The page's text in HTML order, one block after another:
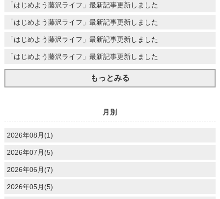
「はじめよう藤沢ライフ」最新記事更新しました
「はじめよう藤沢ライフ」最新記事更新しました
「はじめよう藤沢ライフ」最新記事更新しました
「はじめよう藤沢ライフ」最新記事更新しました
もっとみる
月別
2026年08月(1)
2026年07月(5)
2026年06月(7)
2026年05月(5)